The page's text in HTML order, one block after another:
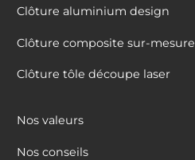
Clôture aluminium design
Clôture composite sur-mesure
Clôture tôle découpe laser
Nos valeurs
Nos conseils